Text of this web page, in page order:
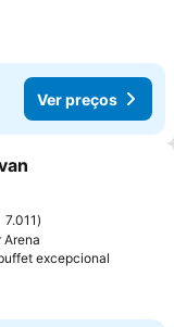
Ver preços
favoritos
7.011
Arena
excepcional